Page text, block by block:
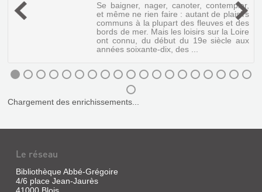
LE
CANTON
DE
MONTOIRE-
Se baigner, nager, canoter, contempler,
et même ne rien faire : autant de plaisirs
communs à la plupart des fleuves et des
bords de mer. Mais les loisirs sur la Loire
ont connu, du début du 19e siècle aux
années soixante-dix, des ...
Chargement des enrichissements...
Le réseau
Bibliothèque Abbé-Grégoire
4/6 place Jean-Jaurès